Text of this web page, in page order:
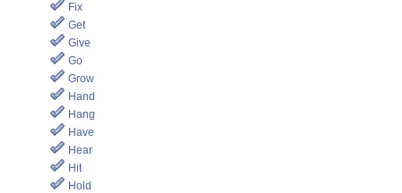
Fix
Get
Give
Go
Grow
Hand
Hang
Have
Hear
Hit
Hold